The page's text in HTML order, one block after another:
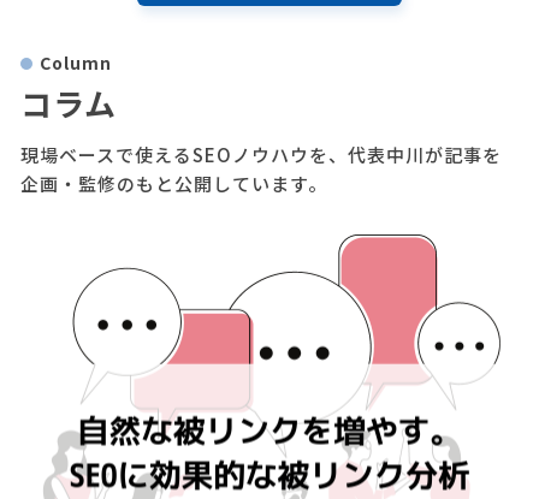
Column
コラム
現場ベースで使えるSEOノウハウを、代表中川が記事を
企画・監修のもと公開しています。